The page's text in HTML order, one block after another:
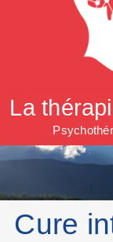
La
Cure